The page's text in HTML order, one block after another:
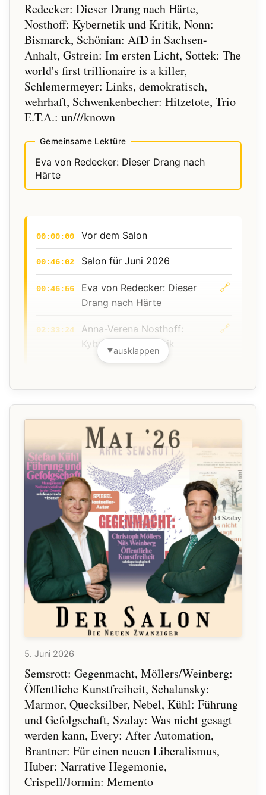
Redecker: Dieser Drang nach Härte,
Nosthoff: Kybernetik und Kritik, Nonn:
Bismarck, Schönian: AfD in Sachsen-
Anhalt, Gstrein: Im ersten Licht, Sottek: The
world's first trillionaire is a killer,
Schlemermeyer: Links, demokratisch,
wehrhaft, Schwenkenbecher: Hitzetote, Trio
E.T.A.: un///known
Gemeinsame Lektüre
Eva von Redecker: Dieser Drang nach
Härte
00:00:00 Vor dem Salon
00:46:02 Salon für Juni 2026
00:46:56
Eva von Redecker: Dieser
Drang nach Härte
🔗
02:33:24
Anna-Verena Nosthoff:
Kybernetik und Kritik
🔗
▼ausklappen
00:00:00 Vor dem Salon
Salon für Juni 2026
00:46:56
Eva von Redecker: Dieser
Drang nach Härte
02:33:24
Anna-Verena Nosthoff:
Kybernetik und Kritik
🔗
03:51:40
Christoph Nonn: Bismarck.
Ein Preuße und sein
Jahrhundert
🔗
04:05:49
Valerie Schönian: AfD in
Sachsen-Anhalt: Lohnt sich
das Reden?
🔗
04:19:04
04:28:29
TC Sottek: The world's first
trillionaire is a killer
04:36:13
Jan Schlemermeyer: Links,
demokratisch, wehrhaft
Jan Schwenkenbecher:
Hitzetote: Hitze – die
5. Juni 2026
Semsrott: Gegenmacht, Möllers/Weinberg:
Öffentliche Kunstfreiheit, Schalansky:
Marmor, Quecksilber, Nebel, Kühl: Führung
und Gefolgschaft, Szalay: Was nicht gesagt
werden kann, Every: After Automation,
Brantner: Für einen neuen Liberalismus,
Huber: Narrative Hegemonie,
Crispell/Jormin: Memento